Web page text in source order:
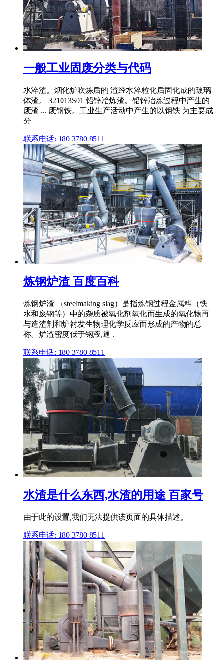
一般工业固废分类与代码
水淬渣。烟化炉吹炼后的 渣经水淬粒化后固化成的玻璃
体渣。 321013S01 铅锌冶炼渣。铅锌冶炼过程中产生的
废渣 ... 废钢铁。工业生产活动中产生的以钢铁 为主要成
分 .
联系电话: 180 3780 8511
炼钢炉渣 百度百科
炼钢炉渣 （steelmaking slag）是指炼钢过程金属料（铁
水和废钢等）中的杂质被氧化剂氧化而生成的氧化物再
与造渣剂和炉衬发生物理化学反应而形成的产物的总
称。炉渣密度低于钢液,通 .
联系电话: 180 3780 8511
水渣是什么东西,水渣的用途 百家号
由于此的设置,我们无法提供该页面的具体描述。
联系电话: 180 3780 8511